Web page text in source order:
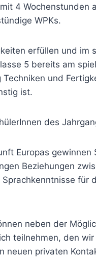
4
WPKs.
erfüllen und im
5 bereits am
und
ist.
des
Europas
Beziehungen
für
neben der
teilnehmen, den
neuen privaten